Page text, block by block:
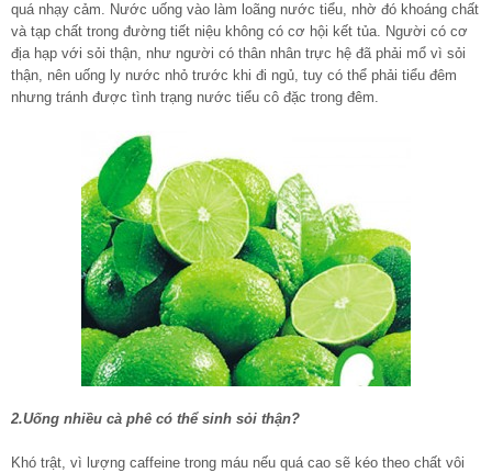
quá nhạy cảm. Nước uống vào làm loãng nước tiểu, nhờ đó khoáng chất
và tạp chất trong đường tiết niệu không có cơ hội kết tủa. Người có cơ
địa hạp với sỏi thận, như người có thân nhân trực hệ đã phải mổ vì sỏi
thận, nên uống ly nước nhỏ trước khi đi ngủ, tuy có thể phải tiểu đêm
nhưng tránh được tình trạng nước tiểu cô đặc trong đêm.
2.Uống nhiều cà phê có thể sinh sỏi thận?
Khó trật, vì lượng caffeine trong máu nếu quá cao sẽ kéo theo chất vôi